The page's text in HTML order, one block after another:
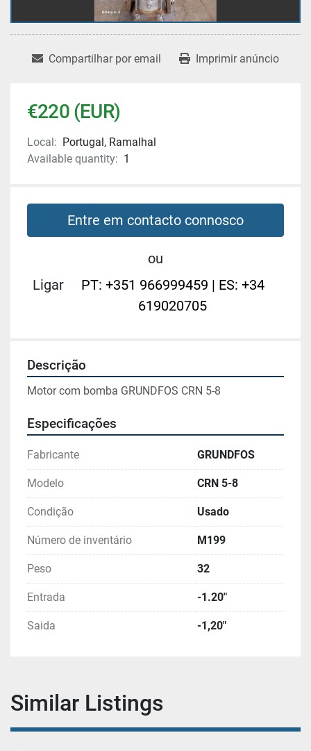
Compartilhar por email Imprimir anúncio
€220 (EUR)
Local: Portugal, Ramalhal
Available quantity: 1
Entre em contacto connosco
ou
Ligar
PT: +351 966999459 | ES: +34
619020705
Descrição
Motor com bomba GRUNDFOS CRN 5-8
Especificações
Fabricante GRUNDFOS
Modelo CRN 5-8
Condição Usado
Número de inventário M199
Peso 32
Entrada -1.20"
Saida -1,20"
Similar Listings